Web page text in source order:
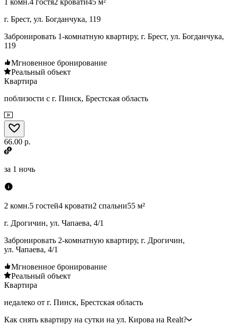
1 комн.4 гостя2 кровати45 м²
г. Брест, ул. Богданчука, 119
Забронировать 1-комнатную квартиру, г. Брест, ул. Богданчука,
119
Мгновенное бронирование
Реальный объект
Квартира
поблизости с г. Пинск, Брестская область
66.00 р.
за 1 ночь
2 комн.5 гостей4 кровати2 спальни55 м²
г. Дрогичин, ул. Чапаева, 4/1
Забронировать 2-комнатную квартиру, г. Дрогичин,
ул. Чапаева, 4/1
Мгновенное бронирование
Реальный объект
Квартира
недалеко от г. Пинск, Брестская область
Как снять квартиру на сутки на ул. Кирова на Realt?